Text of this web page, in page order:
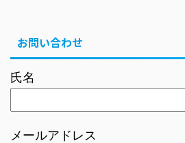
お問い合わせ
氏名
メールアドレス